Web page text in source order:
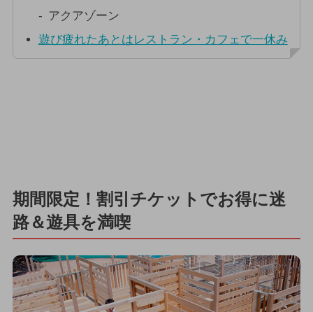
アクアゾーン
遊び疲れたあとはレストラン・カフェで一休み
期間限定！割引チケットでお得に迷
路＆遊具を満喫